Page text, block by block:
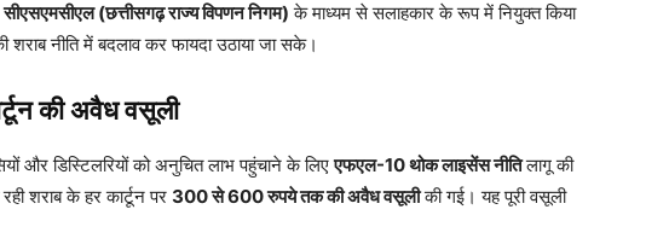
सीएसएमसीएल (छत्तीसगढ़ राज्य विपणन निगम) के माध्यम से सलाहकार के रूप में नियुक्त किया
शराब नीति में बदलाव कर फायदा उठाया जा सके।
की अवैध वसूली
और डिस्टिलरियों को अनुचित लाभ पहुंचाने के लिएएफएल-10 थोक लाइसेंस नीतिलागू की
शराब के हर कार्टून पर 300 से 600 रुपये तक की अवैध वसूलीकी गई। यह पूरी वसूली